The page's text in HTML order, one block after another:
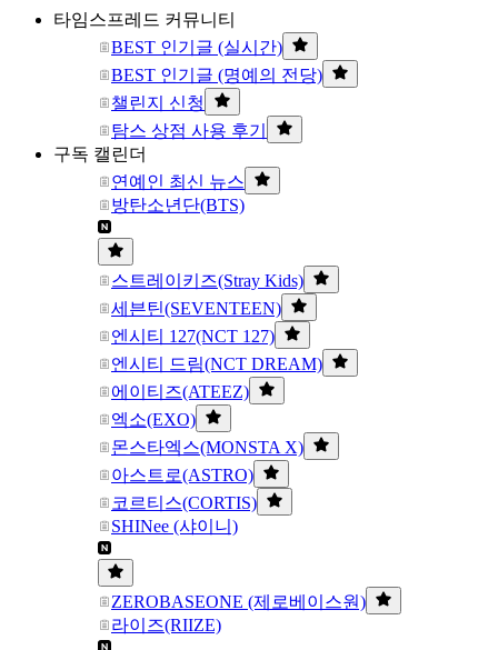
타임스프레드 커뮤니티
BEST 인기글 (실시간)
BEST 인기글 (명예의 전당)
챌린지 신청
탐스 상점 사용 후기
구독 캘린더
연예인 최신 뉴스
방탄소년단(BTS)
스트레이키즈(Stray Kids)
세븐틴(SEVENTEEN)
엔시티 127(NCT 127)
엔시티 드림(NCT DREAM)
에이티즈(ATEEZ)
엑소(EXO)
몬스타엑스(MONSTA X)
아스트로(ASTRO)
코르티스(CORTIS)
SHINee (샤이니)
ZEROBASEONE (제로베이스원)
라이즈(RIIZE)